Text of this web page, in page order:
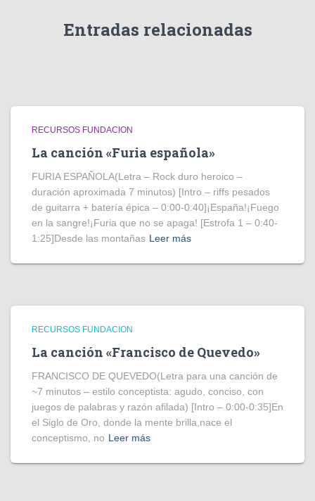
Entradas relacionadas
RECURSOS FUNDACION
La canción «Furia española»
FURIA ESPAÑOLA(Letra – Rock duro heroico –
duración aproximada 7 minutos) [Intro – riffs pesados
de guitarra + batería épica – 0:00-0:40]¡España!¡Fuego
en la sangre!¡Furia que no se apaga! [Estrofa 1 – 0:40-
1:25]Desde las montañas Leer más
RECURSOS FUNDACION
La canción «Francisco de Quevedo»
FRANCISCO DE QUEVEDO(Letra para una canción de
~7 minutos – estilo conceptista: agudo, conciso, con
juegos de palabras y razón afilada) [Intro – 0:00-0:35]En
el Siglo de Oro, donde la mente brilla,nace el
conceptismo, no Leer más